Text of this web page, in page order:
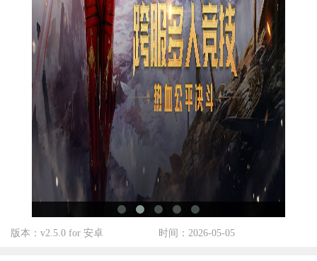
装备定制空间。
4. 不断更新的内容：为了确保游戏始终具有活力和吸引力，
开发团队将不断推出新的内容和玩法，让玩家在游戏中始终保持
新鲜感。
奇迹mu技巧
1. 合理分配资源：金币、经验、装备等资源对于玩家来说都
非常珍贵，因此需要明智地分配这些资源，以避免不必要的浪费
2. 选择合适的装备：确保自己拥有一套适合当前等级的高强
化装备，并根据职业特点选择相应的属性加成。例如，战士要注
重提升近战攻击和防御属性，魔法师则要注重提升魔法攻击和法
版本：v2.5.0 for 安卓 时间：2026-05-05